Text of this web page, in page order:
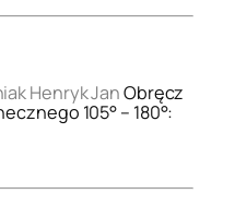
Henryk JanObręcz
105° – 180°: